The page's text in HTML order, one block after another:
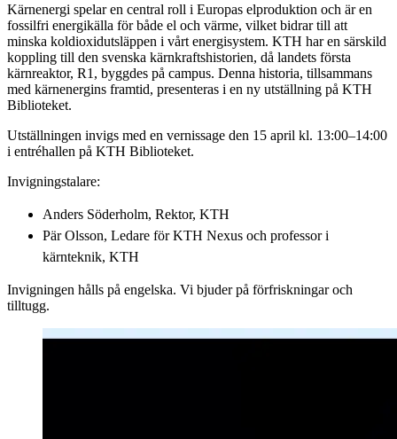
Kärnenergi spelar en central roll i Europas elproduktion och är en
fossilfri energikälla för både el och värme, vilket bidrar till att
minska koldioxidutsläppen i vårt energisystem. KTH har en särskild
koppling till den svenska kärnkraftshistorien, då landets första
kärnreaktor, R1, byggdes på campus. Denna historia, tillsammans
med kärnenergins framtid, presenteras i en ny utställning på KTH
Biblioteket.
Utställningen invigs med en vernissage den 15 april kl. 13:00–14:00
i entréhallen på KTH Biblioteket.
Invigningstalare:
Anders Söderholm, Rektor, KTH
Pär Olsson, Ledare för KTH Nexus och professor i
kärnteknik, KTH
Invigningen hålls på engelska. Vi bjuder på förfriskningar och
tilltugg.